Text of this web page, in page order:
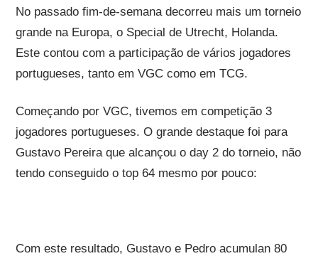
No passado fim-de-semana decorreu mais um torneio
grande na Europa, o Special de Utrecht, Holanda.
Este contou com a participação de vários jogadores
portugueses, tanto em VGC como em TCG.
Começando por VGC, tivemos em competição 3
jogadores portugueses. O grande destaque foi para
Gustavo Pereira que alcançou o day 2 do torneio, não
tendo conseguido o top 64 mesmo por pouco:
Com este resultado, Gustavo e Pedro acumulan 80